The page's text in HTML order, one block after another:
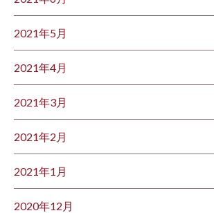
2021年5月
2021年4月
2021年3月
2021年2月
2021年1月
2020年12月